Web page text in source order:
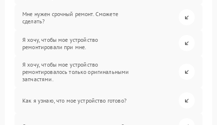
Мне нужен срочный ремонт. Сможете
сделать?
Я хочу, чтобы мое устройство
ремонтировали при мне.
Я хочу, чтобы мое устройство
ремонтировалось только оригинальными
запчастями.
Как я узнаю, что мое устройство готово?